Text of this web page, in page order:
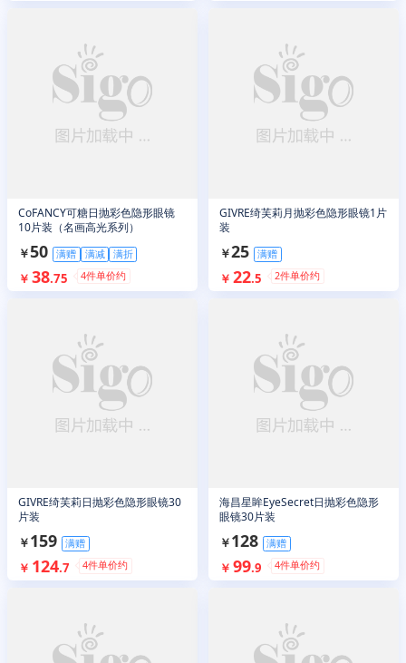
CoFANCY可糖日抛彩色隐形眼镜
10片装（名画高光系列）
￥50 满赠 满减 满折
￥ 38.75 4件单价约
GIVRE绮芙莉月抛彩色隐形眼镜1片
装
￥25 满赠
￥ 22.5 2件单价约
GIVRE绮芙莉日抛彩色隐形眼镜30
片装
￥159 满赠
￥ 124.7 4件单价约
海昌星眸EyeSecret日抛彩色隐形
眼镜30片装
￥128 满赠
￥ 99.9 4件单价约